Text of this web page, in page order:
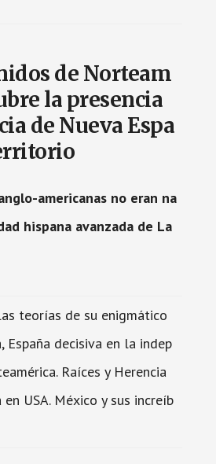
de Norteam
la presencia
de Nueva Espa
americanas no eran na
hispana avanzada de La
teorías de su enigmático
España decisiva en la indep
Raíces y Herencia
USA. México y sus increíb